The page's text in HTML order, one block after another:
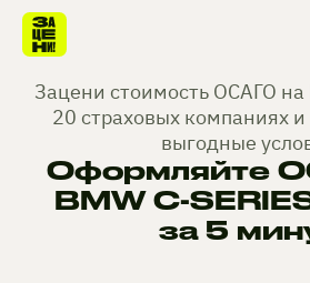
Зацени стоимость ОСАГО на
20 страховых компаниях
выгодные
Оформляйте
BMW C-
за 5